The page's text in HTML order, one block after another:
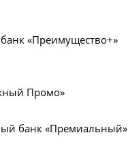
«Преимущество+»
Промо»
банк «Премиальный»